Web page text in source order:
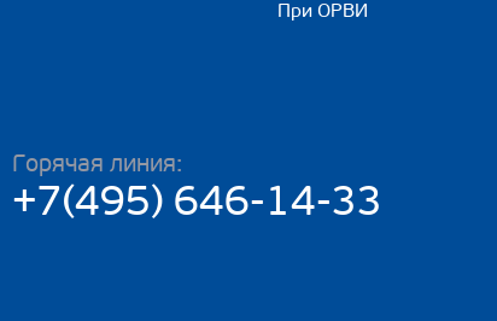
При ОРВИ
Горячая линия:
+7(495) 646-14-33